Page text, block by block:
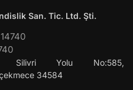
San. Tic. Ltd. Şti.
Silivri Yolu No:585,
34584